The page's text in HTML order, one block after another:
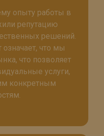
опыту работы в
репутацию
решений.
что мы
что позволяет
услуги,
конкретным